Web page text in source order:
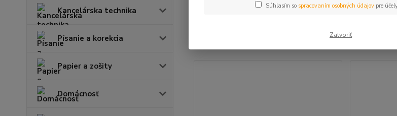
Kancelárska technika
Písanie a korekcia
Papier a zošity
Domácnosť
Súhlasím so spracovaním osobných údajovpre
Zatvoriť